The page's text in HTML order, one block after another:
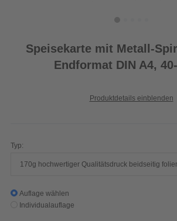
Speisekarte mit Metall-
Endformat DIN A4,
Produktdetails einblenden
Typ:
Auflage wählen
Individualauflage